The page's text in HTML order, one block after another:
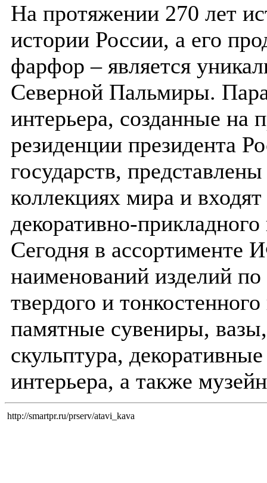
На протяжении 270 лет
истории России, а его
фарфор – является
Северной Пальмиры.
интерьера, созданные на
резиденции президента
государств,
коллекциях мира и
декоративно-прикладного
Сегодня в ассортименте
наименований изделий
твердого и
памятные сувениры,
скульптура,
интерьера, а также
http://smartpr.ru/prserv/atavi_kava